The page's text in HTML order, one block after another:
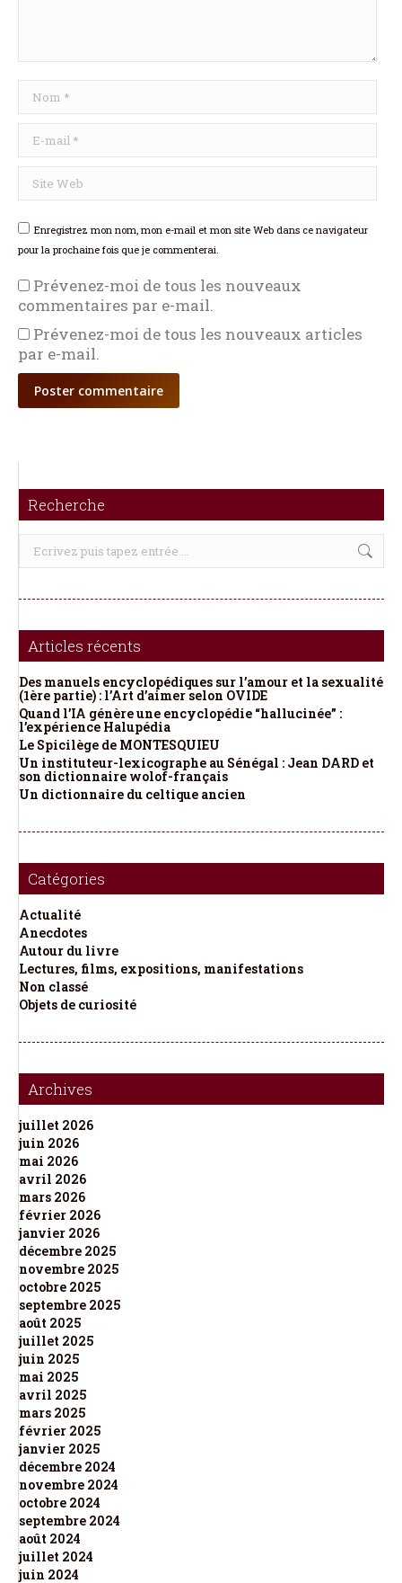
Nom *
E-mail *
Site Web
Enregistrez mon nom, mon e-mail et mon site Web dans ce navigateur
pour la prochaine fois que je commenterai.
Prévenez-moi de tous les nouveaux
commentaires par e-mail.
Prévenez-moi de tous les nouveaux articles
par e-mail.
Poster commentaire
Recherche
Recherche
Articles récents
Des manuels encyclopédiques sur l’amour et la sexualité
(1ère partie) : l’Art d’aimer selon OVIDE
Quand l’IA génère une encyclopédie “hallucinée” :
l’expérience Halupédia
Le Spicilège de MONTESQUIEU
Un instituteur-lexicographe au Sénégal : Jean DARD et
son dictionnaire wolof-français
Un dictionnaire du celtique ancien
Catégories
Actualité
Anecdotes
Autour du livre
Lectures, films, expositions, manifestations
Non classé
Objets de curiosité
Archives
juillet 2026
juin 2026
mai 2026
avril 2026
mars 2026
février 2026
janvier 2026
décembre 2025
novembre 2025
octobre 2025
septembre 2025
août 2025
juillet 2025
juin 2025
mai 2025
avril 2025
mars 2025
février 2025
janvier 2025
décembre 2024
novembre 2024
octobre 2024
septembre 2024
août 2024
juillet 2024
juin 2024